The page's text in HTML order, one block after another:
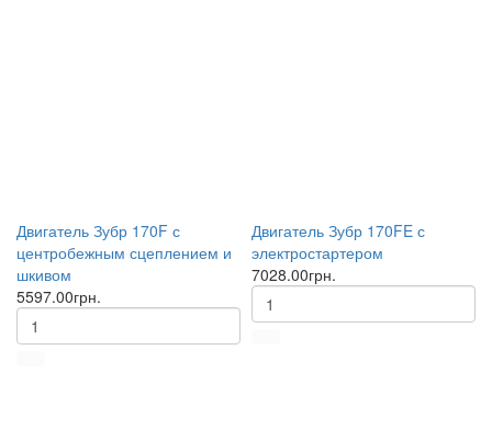
Двигатель Зубр 170F с
центробежным сцеплением и
шкивом
5597.00грн.
Двигатель Зубр 170FE с
электростартером
7028.00грн.